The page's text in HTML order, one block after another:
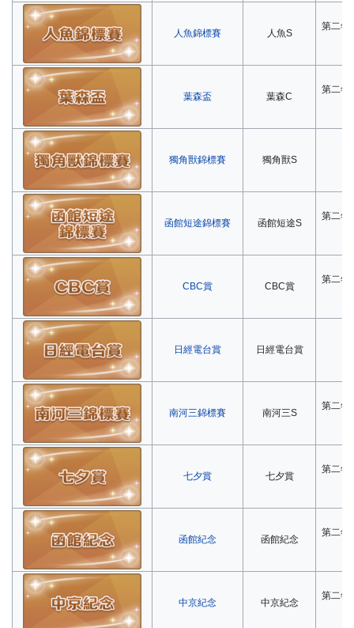
人魚錦標賽 人魚S
第二年
葉森盃 葉森C
第二年
獨角獸錦標賽 獨角獸S
函館短途錦標賽 函館短途S
第二年
CBC賞 CBC賞
第二年
日經電台賞 日經電台賞
南河三錦標賽 南河三S
第二年
七夕賞 七夕賞
第二年
函館紀念 函館紀念
第二年
中京紀念 中京紀念
第二年